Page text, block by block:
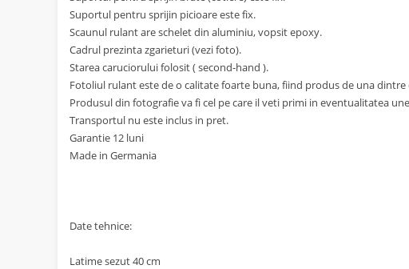
Suportul pentru sprijin picioare este fix.
Scaunul rulant are schelet din aluminiu, vopsit epoxy.
Cadrul prezinta zgarieturi (vezi foto).
Starea caruciorului folosit ( second-hand ).
Fotoliul rulant este de o calitate foarte buna, fiind produs de una
Produsul din fotografie va fi cel pe care il veti primi in eventualitatea
Transportul nu este inclus in pret.
Garantie 12 luni
Made in Germania
Date tehnice:
Latime sezut 40 cm